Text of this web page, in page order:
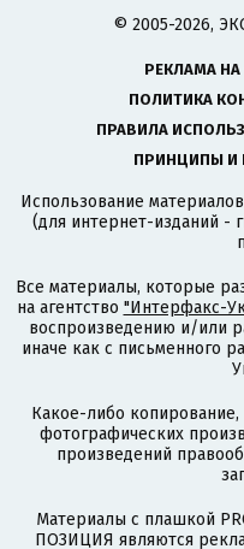
© 2005-2026,
РЕКЛАМА НА
ПОЛИТИКА
ПРАВИЛА
ПРИНЦИПЫ И
Использование
(для интернет-изданий -
Все материалы, которые
на агентство "Интерфакс-
воспроизведению и/или
иначе как с письменного
Какое-либо
фотографических
произведений
Материалы с плашкой
ПОЗИЦИЯ являются